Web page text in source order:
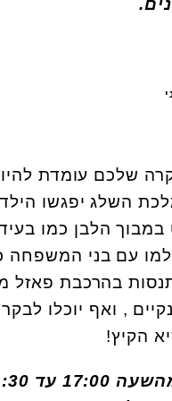
שלכם עומדת
השלג יפגשו
במבוך הלבן כמו
עם בני
בהרכבת
, ואף יוכלו
הקיץ!
21:30